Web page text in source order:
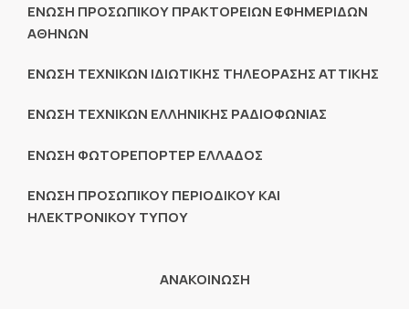
ΕΝΩΣΗ ΠΡΟΣΩΠΙΚΟΥ ΠΡΑΚΤΟΡΕΙΩΝ ΕΦΗΜΕΡΙΔΩΝ
ΑΘΗΝΩΝ
ΕΝΩΣΗ ΤΕΧΝΙΚΩΝ ΙΔΙΩΤΙΚΗΣ ΤΗΛΕΟΡΑΣΗΣ ΑΤΤΙΚΗΣ
ΕΝΩΣΗ ΤΕΧΝΙΚΩΝ ΕΛΛΗΝΙΚΗΣ ΡΑΔΙΟΦΩΝΙΑΣ
ΕΝΩΣΗ ΦΩΤΟΡΕΠΟΡΤΕΡ ΕΛΛΑΔΟΣ
ΕΝΩΣΗ ΠΡΟΣΩΠΙΚΟΥ ΠΕΡΙΟΔΙΚΟΥ ΚΑΙ
ΗΛΕΚΤΡΟΝΙΚΟΥ ΤΥΠΟΥ
ΑΝΑΚΟΙΝΩΣΗ